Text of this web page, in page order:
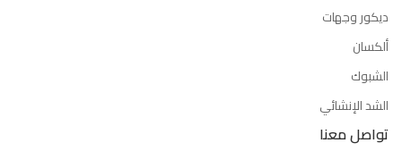
ديكور وجهات
ألكسان
الشبوك
الشد الإنشائي
تواصل معنا